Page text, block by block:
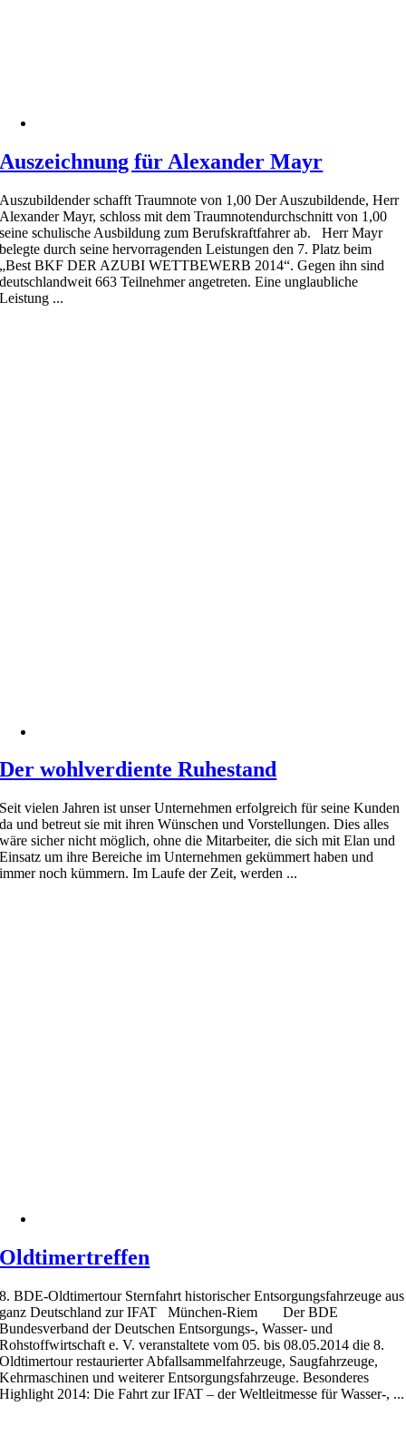
Auszeichnung für Alexander Mayr
Auszubildender schafft Traumnote von 1,00 Der Auszubildende, Herr
Alexander Mayr, schloss mit dem Traumnotendurchschnitt von 1,00
seine schulische Ausbildung zum Berufskraftfahrer ab. Herr Mayr
belegte durch seine hervorragenden Leistungen den 7. Platz beim
„Best BKF DER AZUBI WETTBEWERB 2014“. Gegen ihn sind
deutschlandweit 663 Teilnehmer angetreten. Eine unglaubliche
Leistung ...
Der wohlverdiente Ruhestand
Seit vielen Jahren ist unser Unternehmen erfolgreich für seine Kunden
da und betreut sie mit ihren Wünschen und Vorstellungen. Dies alles
wäre sicher nicht möglich, ohne die Mitarbeiter, die sich mit Elan und
Einsatz um ihre Bereiche im Unternehmen gekümmert haben und
immer noch kümmern. Im Laufe der Zeit, werden ...
Oldtimertreffen
8. BDE-Oldtimertour Sternfahrt historischer Entsorgungsfahrzeuge aus
ganz Deutschland zur IFAT München-Riem Der BDE
Bundesverband der Deutschen Entsorgungs-, Wasser- und
Rohstoffwirtschaft e. V. veranstaltete vom 05. bis 08.05.2014 die 8.
Oldtimertour restaurierter Abfallsammelfahrzeuge, Saugfahrzeuge,
Kehrmaschinen und weiterer Entsorgungsfahrzeuge. Besonderes
Highlight 2014: Die Fahrt zur IFAT – der Weltleitmesse für Wasser-, ...